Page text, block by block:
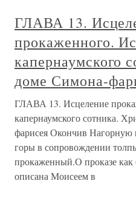
ГЛАВА 13.
прокаженного.
капернаумского
доме Симона-
ГЛАВА 13. Исцеление
капернаумского сотника.
фарисея Окончив Нагорную
горы в сопровождении
прокаженный.О проказе как
описана Моисеем в